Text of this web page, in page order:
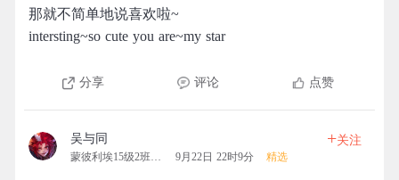
那就不简单地说喜欢啦~
intersting~so cute you are~my star
分享 评论 点赞
吴与同
蒙彼利埃15级2班拓团 9月22日 22时9分 精选
+关注